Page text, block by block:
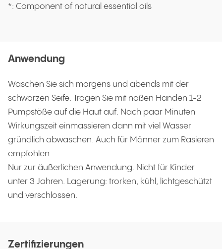
*: Component of natural essential oils
Anwendung
Waschen Sie sich morgens und abends mit der
schwarzen Seife. Tragen Sie mit naßen Händen 1-2
Pumpstöße auf die Haut auf. Nach paar Minuten
Wirkungszeit einmassieren dann mit viel Wasser
gründlich abwaschen. Auch für Männer zum Rasieren
empfohlen.
Nur zur äußerlichen Anwendung. Nicht für Kinder
unter 3 Jahren. Lagerung: trorken, kühl, lichtgeschützt
und verschlossen.
Zertifizierungen